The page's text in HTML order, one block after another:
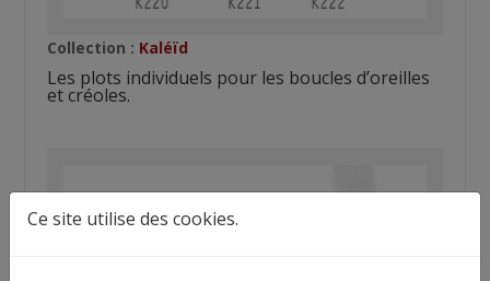
Collection : Kaléïd
Les plots individuels pour les boucles d’oreilles
et créoles.
Ce site utilise des cookies.